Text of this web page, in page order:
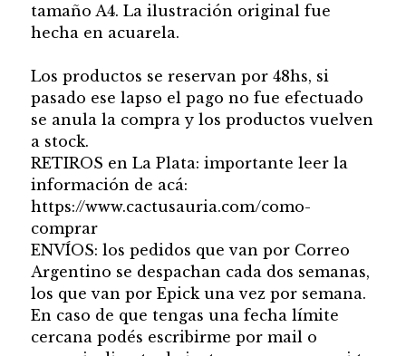
tamaño A4. La ilustración original fue
hecha en acuarela.
Los productos se reservan por 48hs, si
pasado ese lapso el pago no fue efectuado
se anula la compra y los productos vuelven
a stock.
RETIROS en La Plata: importante leer la
información de acá:
https://www.cactusauria.com/como-
comprar
ENVÍOS: los pedidos que van por Correo
Argentino se despachan cada dos semanas,
los que van por Epick una vez por semana.
En caso de que tengas una fecha límite
cercana podés escribirme por mail o